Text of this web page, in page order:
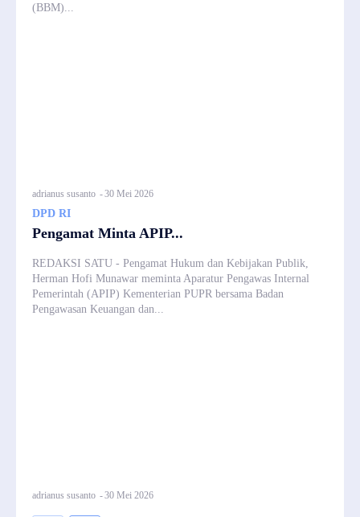
(BBM)...
adrianus susanto -30 Mei 2026
DPD RI
Pengamat Minta APIP...
REDAKSI SATU - Pengamat Hukum dan Kebijakan Publik,
Herman Hofi Munawar meminta Aparatur Pengawas Internal
Pemerintah (APIP) Kementerian PUPR bersama Badan
Pengawasan Keuangan dan...
adrianus susanto -30 Mei 2026